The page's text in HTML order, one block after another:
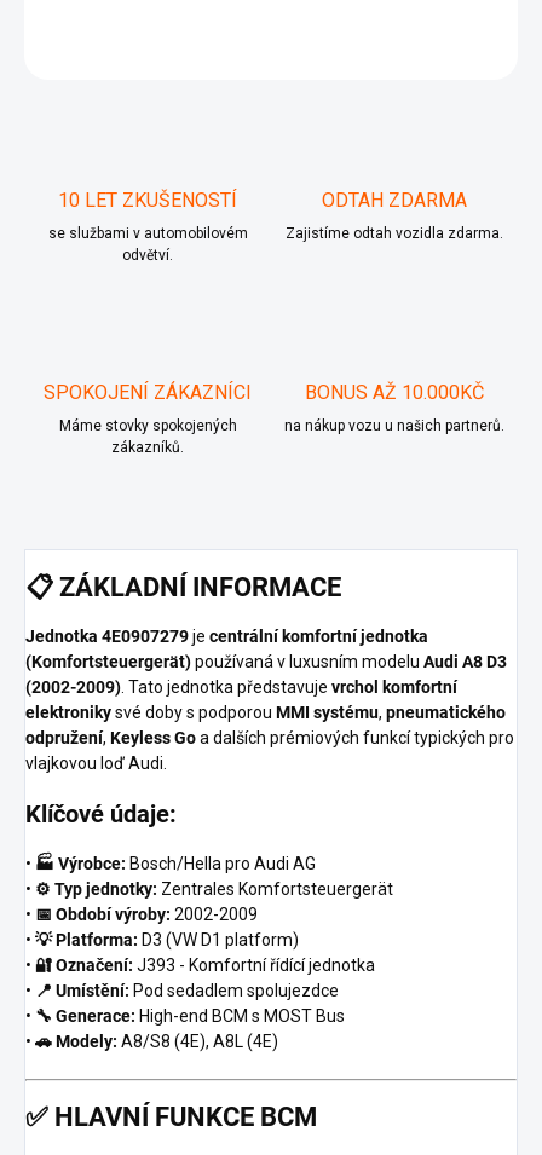
10 LET ZKUŠENOSTÍ
se službami v automobilovém
odvětví.
ODTAH ZDARMA
Zajistíme odtah vozidla zdarma.
SPOKOJENÍ ZÁKAZNÍCI
Máme stovky spokojených
zákazníků.
BONUS AŽ 10.000KČ
na nákup vozu u našich partnerů.
📋 ZÁKLADNÍ INFORMACE
Jednotka 4E0907279je centrální komfortní jednotka
(Komfortsteuergerät)používaná v luxusním modelu Audi A8 D3
(2002-2009) . Tato jednotka představuje vrchol komfortní
elektronikysvé doby s podporou MMI systému, pneumatického
odpružení, Keyless Goa dalších prémiových funkcí typických pro
vlajkovou loď Audi.
Klíčové údaje:
• 🏭 Výrobce: Bosch/Hella pro Audi AG
• ⚙️ Typ jednotky: Zentrales Komfortsteuergerät
• 📅 Období výroby: 2002-2009
• 💡 Platforma: D3 (VW D1 platform)
• 🔐 Označení: J393 - Komfortní řídící jednotka
• 📍 Umístění: Pod sedadlem spolujezdce
• 🔧 Generace: High-end BCM s MOST Bus
• 🚗 Modely: A8/S8 (4E), A8L (4E)
✅ HLAVNÍ FUNKCE BCM